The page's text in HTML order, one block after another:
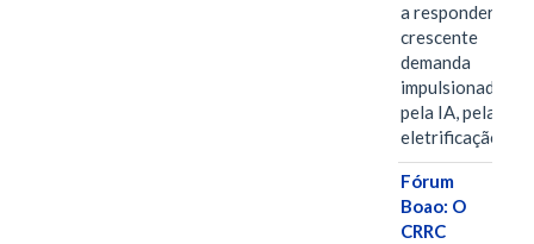
a responder à
crescente
demanda
impulsionada
pela IA, pela
eletrificação…
Fórum
Boao: O
CRRC